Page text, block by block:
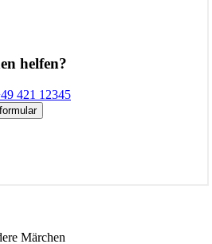
Märchen